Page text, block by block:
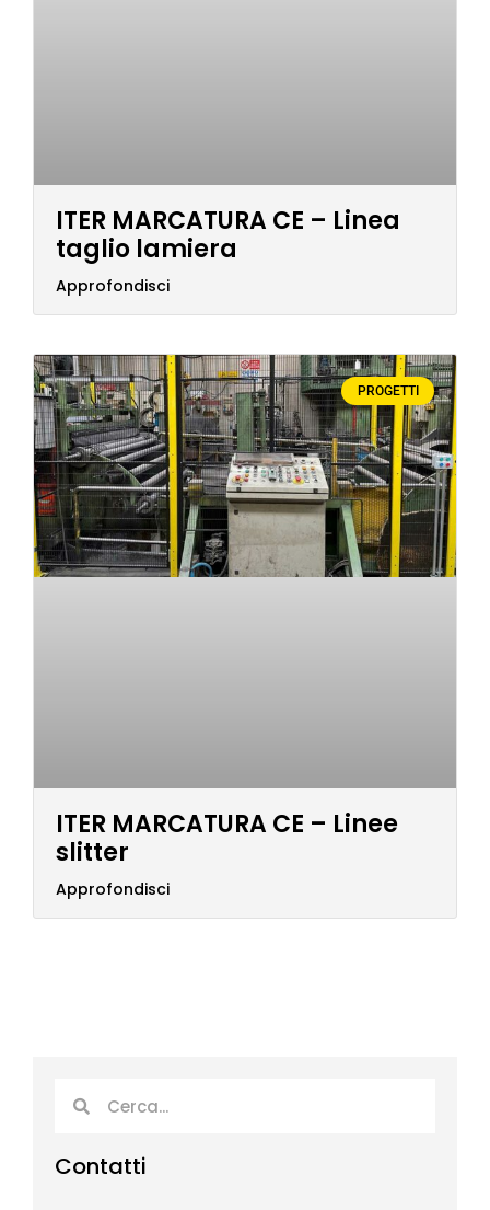
ITER MARCATURA CE – Linea
taglio lamiera
Approfondisci
PROGETTI
ITER MARCATURA CE – Linee
slitter
Approfondisci
Contatti